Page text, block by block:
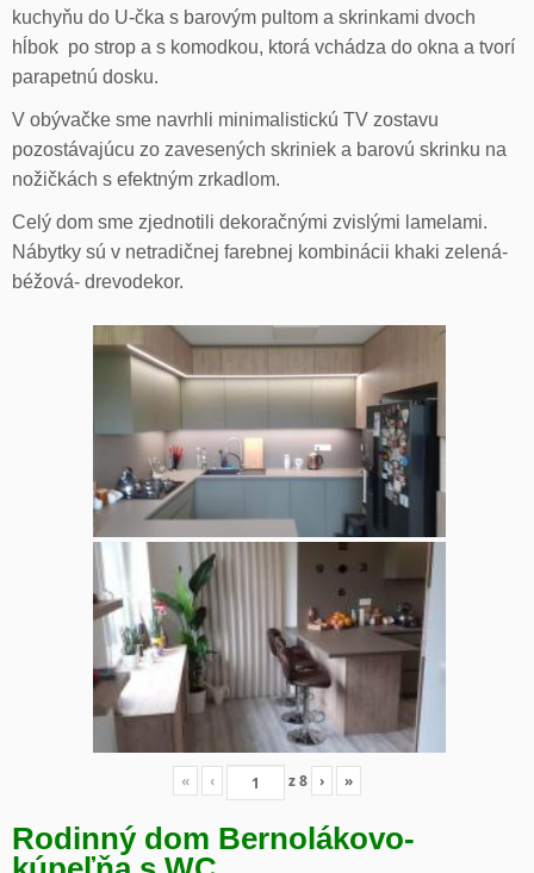
kuchyňu do U-čka s barovým pultom a skrinkami dvoch
hĺbok po strop a s komodkou, ktorá vchádza do okna a tvorí
parapetnú dosku.
V obývačke sme navrhli minimalistickú TV zostavu
pozostávajúcu zo zavesených skriniek a barovú skrinku na
nožičkách s efektným zrkadlom.
Celý dom sme zjednotili dekoračnými zvislými lamelami.
Nábytky sú v netradičnej farebnej kombinácii khaki zelená-
béžová- drevodekor.
« ‹ z8 › »
Rodinný dom Bernolákovo-